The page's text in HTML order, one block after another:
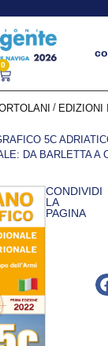
0
/ EDIZIONI
5C
DA BARLETTA A
CONDIVIDI
LA
PAGINA